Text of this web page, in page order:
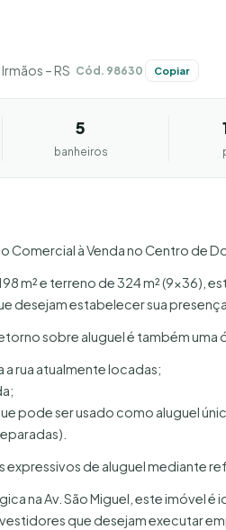
– RS Cód. 98630 Copiar
5
banheiros
Comercial à Venda no Centro de
m² e terreno de 324 m² (9x36),
desejam estabelecer sua
sobre aluguel é também
a rua atualmente locadas;
pode ser usado como aluguel
de aluguel mediante
na Av. São Miguel, este imóvel
que desejam executar